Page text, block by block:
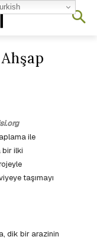
ile
bir ilki
taşımayı
dik bir arazinin